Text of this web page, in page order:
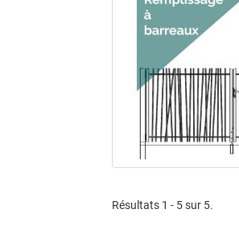
Résultats 1 - 5 sur 5.